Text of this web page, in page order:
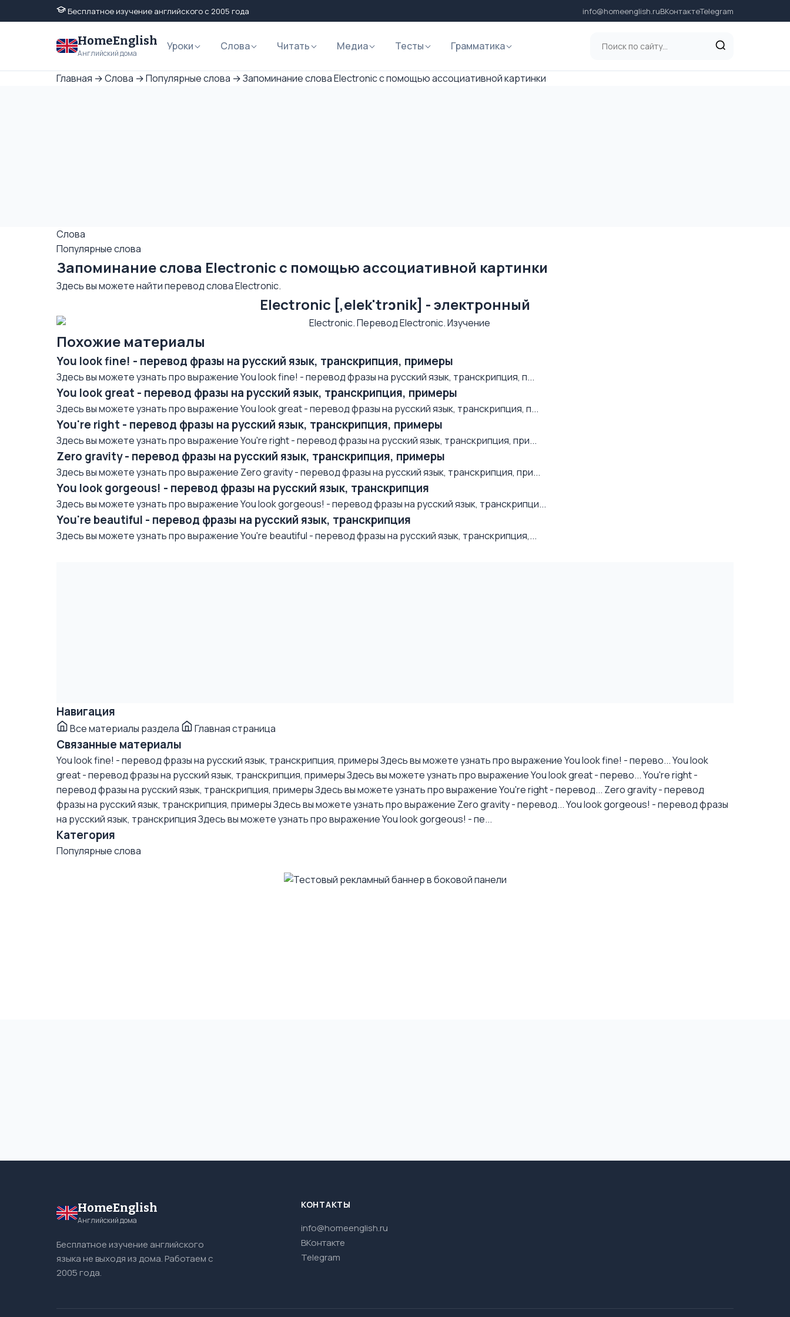
Бесплатное изучение английского с 2005 года info@homeenglish.ruВКонтактеTelegram
HomeEnglish
Английский дома
Уроки Слова Читать Медиа Тесты Грамматика
Главная →Слова →Популярные слова →Запоминание слова Electronic с помощью ассоциативной картинки
Слова
Популярные слова
Запоминание слова Electronic с помощью ассоциативной картинки
Здесь вы можете найти перевод слова Electronic.
Electronic [,elek'trɔnik] - электронный
Похожие материалы
You look fine! - перевод фразы на русский язык, транскрипция, примеры
Здесь вы можете узнать про выражение You look fine! - перевод фразы на русский язык, транскрипция, п...
You look great - перевод фразы на русский язык, транскрипция, примеры
Здесь вы можете узнать про выражение You look great - перевод фразы на русский язык, транскрипция, п...
You're right - перевод фразы на русский язык, транскрипция, примеры
Здесь вы можете узнать про выражение You're right - перевод фразы на русский язык, транскрипция, при...
Zero gravity - перевод фразы на русский язык, транскрипция, примеры
Здесь вы можете узнать про выражение Zero gravity - перевод фразы на русский язык, транскрипция, при...
You look gorgeous! - перевод фразы на русский язык, транскрипция
Здесь вы можете узнать про выражение You look gorgeous! - перевод фразы на русский язык, транскрипци...
You're beautiful - перевод фразы на русский язык, транскрипция
Здесь вы можете узнать про выражение You're beautiful - перевод фразы на русский язык, транскрипция,...
Навигация
Все материалы раздела Главная страница
Связанные материалы
You look fine! - перевод фразы на русский язык, транскрипция, примерыЗдесь вы можете узнать про выражение You look fine! - перево...You look
great - перевод фразы на русский язык, транскрипция, примерыЗдесь вы можете узнать про выражение You look great - перево...You're right -
перевод фразы на русский язык, транскрипция, примерыЗдесь вы можете узнать про выражение You're right - перевод... Zero gravity - перевод
фразы на русский язык, транскрипция, примерыЗдесь вы можете узнать про выражение Zero gravity - перевод...You look gorgeous! - перевод фразы
на русский язык, транскрипцияЗдесь вы можете узнать про выражение You look gorgeous! - пе...
Категория
Популярные слова
HomeEnglish
Английский дома
Бесплатное изучение английского
языка не выходя из дома. Работаем с
2005 года.
КОНТАКТЫ
info@homeenglish.ru
ВКонтакте
Telegram